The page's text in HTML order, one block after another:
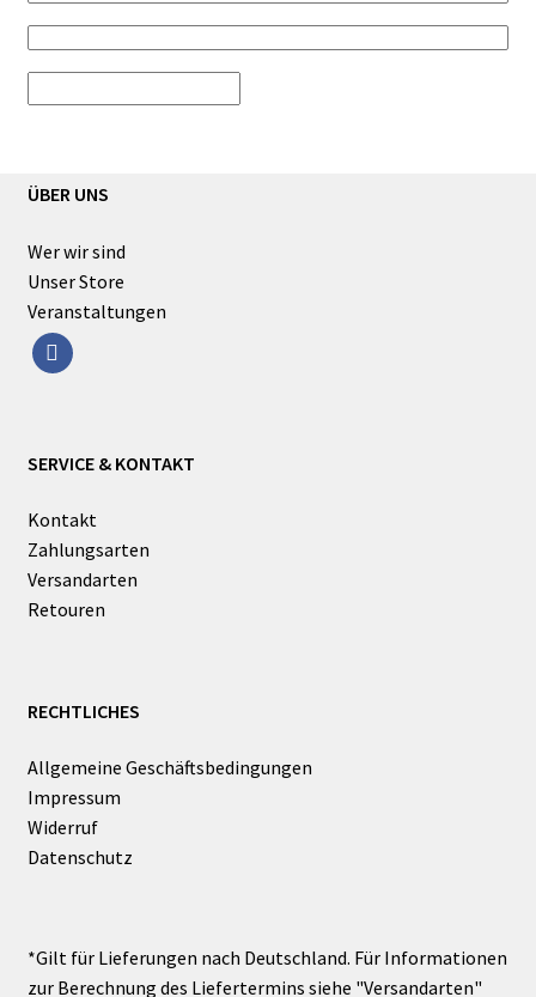
ÜBER UNS
Wer wir sind
Unser Store
Veranstaltungen
facebook
SERVICE & KONTAKT
Kontakt
Zahlungsarten
Versandarten
Retouren
RECHTLICHES
Allgemeine Geschäftsbedingungen
Impressum
Widerruf
Datenschutz